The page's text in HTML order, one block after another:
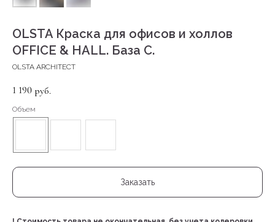
OLSTA Краска для офисов и холлов
OFFICE & HALL. База С.
OLSTA ARCHITECT
1 190 руб.
Объем
Заказать